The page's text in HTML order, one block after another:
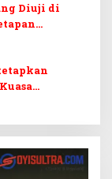
Diuji di